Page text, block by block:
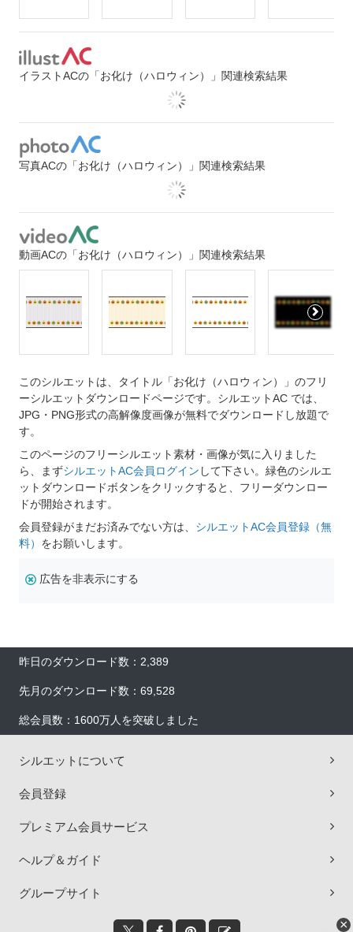
イラストACの「お化け（ハロウィン）」関連検索結果
写真ACの「お化け（ハロウィン）」関連検索結果
動画ACの「お化け（ハロウィン）」関連検索結果
このシルエットは、タイトル「お化け（ハロウィン）」のフリ
ーシルエットダウンロードページです。シルエットAC では、
JPG・PNG形式の高解像度画像が無料でダウンロードし放題で
す。
このページのフリーシルエット素材・画像が気に入りました
ら、まずシルエットAC会員ログイン して下さい。緑色のシルエ
ットダウンロードボタンをクリックすると、フリーダウンロー
ドが開始されます。
会員登録がまだお済みでない方は、 シルエットAC会員登録（無
料） をお願いします。
広告を非表示にする
昨日のダウンロード数：2,389
先月のダウンロード数：69,528
総会員数：1600万人を突破しました
シルエットについて
会員登録
プレミアム会員サービス
ヘルプ＆ガイド
グループサイト
×